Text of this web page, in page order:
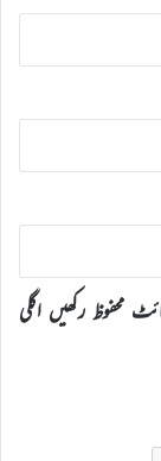
محفوظ رکھیں اگلی